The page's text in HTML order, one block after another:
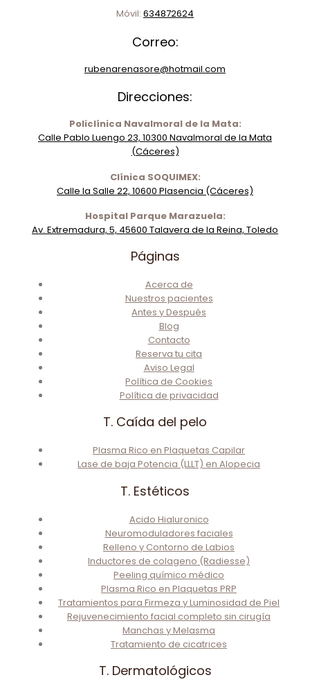
Móvil: 634872624
Correo:
rubenarenasore@hotmail.com
Direcciones:
Policlínica Navalmoral de la Mata:
Calle Pablo Luengo 23, 10300 Navalmoral de la Mata
(Cáceres)
Clínica SOQUIMEX:
Calle la Salle 22, 10600 Plasencia (Cáceres)
Hospital Parque Marazuela:
Av. Extremadura, 5, 45600 Talavera de la Reina, Toledo
Páginas
Acerca de
Nuestros pacientes
Antes y Después
Blog
Contacto
Reserva tu cita
Aviso Legal
Política de Cookies
Política de privacidad
T. Caída del pelo
Plasma Rico en Plaquetas Capilar
Lase de baja Potencia (LLLT) en Alopecia
T. Estéticos
Acido Hialuronico
Neuromoduladores faciales
Relleno y Contorno de Labios
Inductores de colageno (Radiesse)
Peeling químico médico
Plasma Rico en Plaquetas PRP
Tratamientos para Firmeza y Luminosidad de Piel
Rejuvenecimiento facial completo sin cirugía
Manchas y Melasma
Tratamiento de cicatrices
T. Dermatológicos